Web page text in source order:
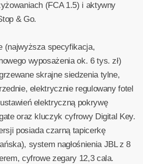
(FCA 1.5) i aktywny
& Go.
(najwyższa specyfikacja,
wyposażenia ok. 6 tys. zł)
skrajne siedzenia tylne,
elektrycznie regulowany fotel
elektryczną pokrywę
oraz kluczyk cyfrowy Digital Key.
posiada czarną tapicerkę
system nagłośnienia JBL z 8
cyfrowe zegary 12,3 cala.